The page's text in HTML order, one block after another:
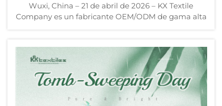
Wuxi, China – 21 de abril de 2026 – KX Textile
Company es un fabricante OEM/ODM de gama alta
representantes profesionales de compras de
distribuidores franceses de textiles para el hogar...